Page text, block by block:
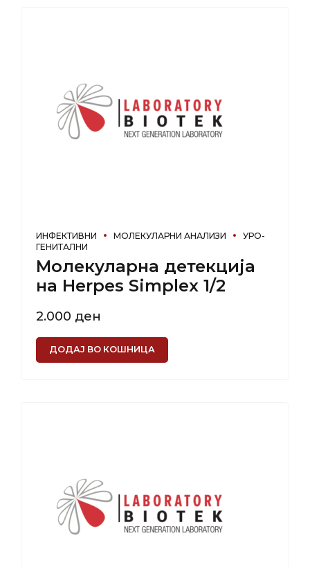
ИНФЕКТИВНИ МОЛЕКУЛАРНИ АНАЛИЗИ
УРО-
ГЕНИТАЛНИ
Молекуларна детекција
на Herpes Simplex 1/2
2.000 ден
ДОДАЈ ВО КОШНИЦА